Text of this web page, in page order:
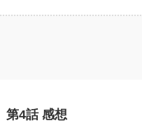
第4話 感想